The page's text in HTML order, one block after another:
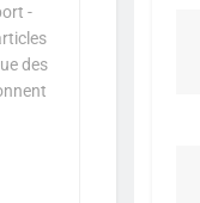
-
des